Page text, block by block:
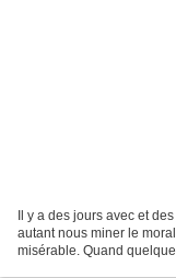
Il y a des jours avec et
autant nous miner le
misérable. Quand